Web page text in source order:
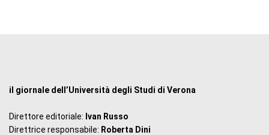
il giornale dell’Università degli Studi di Verona
Direttore editoriale: Ivan Russo
Direttrice responsabile: Roberta Dini